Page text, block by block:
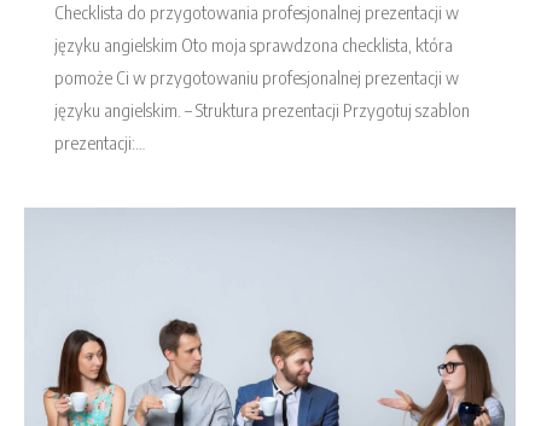
Checklista do przygotowania profesjonalnej prezentacji w
języku angielskim Oto moja sprawdzona checklista, która
pomoże Ci w przygotowaniu profesjonalnej prezentacji w
języku angielskim. – Struktura prezentacji Przygotuj szablon
prezentacji:…